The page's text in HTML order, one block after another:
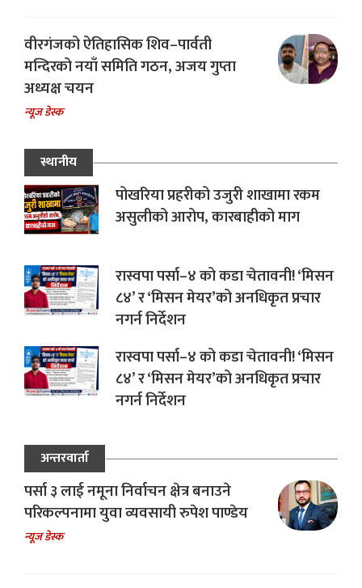
वीरगंजको ऐतिहासिक शिव–पार्वती
मन्दिरको नयाँ समिति गठन, अजय गुप्ता
अध्यक्ष चयन
न्यूज डेस्क
स्थानीय
पोखरिया प्रहरीको उजुरी शाखामा रकम
असुलीको आरोप, कारबाहीको माग
रास्वपा पर्सा–४ को कडा चेतावनी! ‘मिसन
८४’ र ‘मिसन मेयर’को अनधिकृत प्रचार
नगर्न निर्देशन
रास्वपा पर्सा–४ को कडा चेतावनी! ‘मिसन
८४’ र ‘मिसन मेयर’को अनधिकृत प्रचार
नगर्न निर्देशन
अन्तरवार्ता
पर्सा ३ लाई नमूना निर्वाचन क्षेत्र बनाउने
परिकल्पनामा युवा व्यवसायी रुपेश पाण्डेय
न्यूज डेस्क